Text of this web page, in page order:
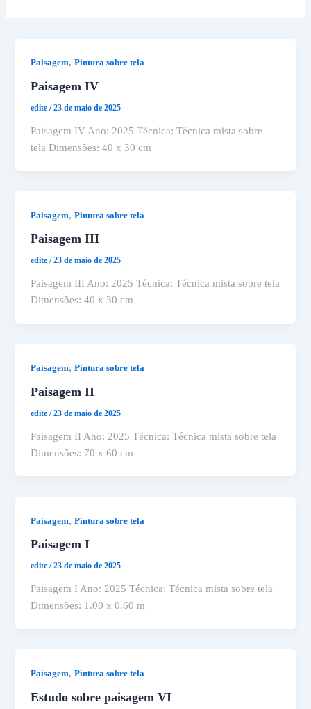
Paisagem,Pintura sobre tela
Paisagem IV
edite/23 de maio de 2025
Paisagem IV Ano: 2025 Técnica: Técnica mista sobre
tela Dimensões: 40 x 30 cm
Paisagem,Pintura sobre tela
Paisagem III
edite/23 de maio de 2025
Paisagem III Ano: 2025 Técnica: Técnica mista sobre tela
Dimensões: 40 x 30 cm
Paisagem,Pintura sobre tela
Paisagem II
edite/23 de maio de 2025
Paisagem II Ano: 2025 Técnica: Técnica mista sobre tela
Dimensões: 70 x 60 cm
Paisagem,Pintura sobre tela
Paisagem I
edite/23 de maio de 2025
Paisagem I Ano: 2025 Técnica: Técnica mista sobre tela
Dimensões: 1.00 x 0.60 m
Paisagem,Pintura sobre tela
Estudo sobre paisagem VI